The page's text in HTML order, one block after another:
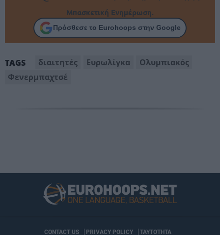
Μπασκετική Ενημέρωση.
Πρόσθεσε το Eurohoops στην Google
TAGS διαιτητές Ευρωλίγκα
Ολυμπιακός
Φενερμπαχτσέ
CONTACT US PRIVACY POLICY ΤΑΥΤΟΤΗΤΑ